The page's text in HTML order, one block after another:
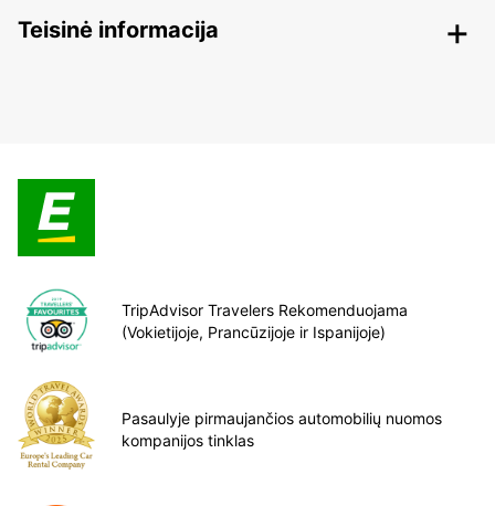
Teisinė informacija
TripAdvisor Travelers Rekomenduojama
(Vokietijoje, Prancūzijoje ir Ispanijoje)
Pasaulyje pirmaujančios automobilių nuomos
kompanijos tinklas